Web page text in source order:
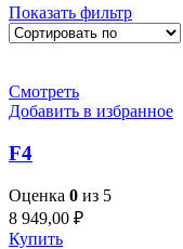
Показать фильтр
Смотреть
Добавить в избранное
F4
Оценка 0 из 5
8 949,00 ₽
Купить